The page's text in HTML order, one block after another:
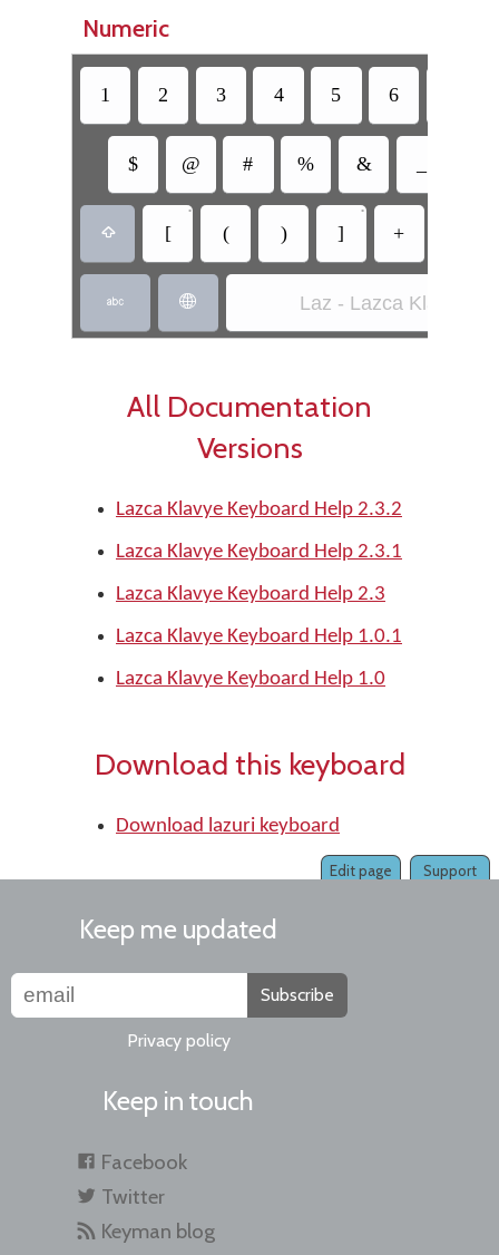
Numeric
1 2 3 4 5 6
$ @ # % &
 [
•
( ) ]
•
+
  Laz - Lazca Klavye
All Documentation
Versions
Lazca Klavye Keyboard Help 2.3.2
Lazca Klavye Keyboard Help 2.3.1
Lazca Klavye Keyboard Help 2.3
Lazca Klavye Keyboard Help 1.0.1
Lazca Klavye Keyboard Help 1.0
Download this keyboard
Download lazuri keyboard
Support
Edit page
Keep me updated
Subscribe
Privacy policy
Keep in touch
Facebook
Twitter
Keyman blog